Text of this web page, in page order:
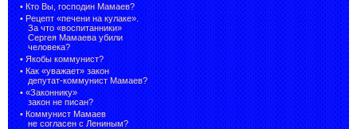
• Кто Вы, господин Мамаев?
• Рецепт «печени на кулаке».
За что «воспитанники»
Сергея Мамаева убили
человека?
• Якобы коммунист?
• Как «уважает» закон
депутат-коммунист Мамаев?
• «Законнику»
закон не писан?
• Коммунист Мамаев
не согласен с Лениным?